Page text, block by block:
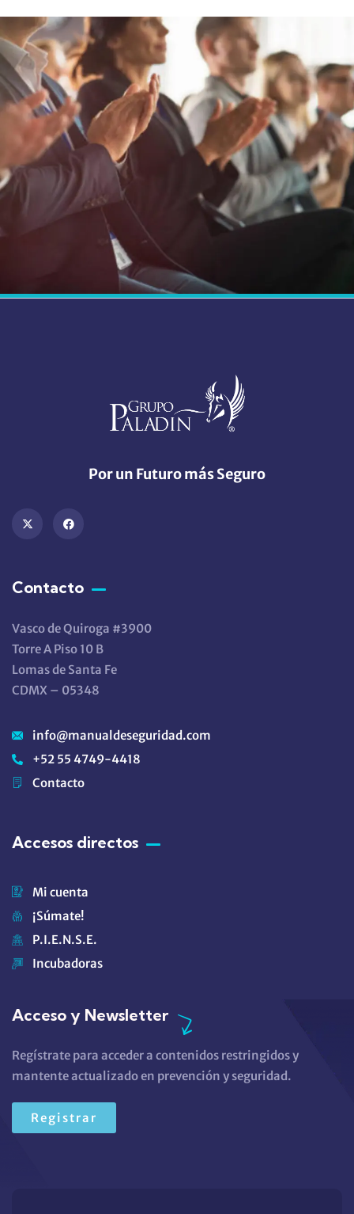
Por un Futuro más Seguro
Contacto
Vasco de Quiroga #3900
Torre A Piso 10 B
Lomas de Santa Fe
CDMX – 05348
info@manualdeseguridad.com
+52 55 4749-4418
Contacto
Accesos directos
Mi cuenta
¡Súmate!
P.I.E.N.S.E.
Incubadoras
Acceso y Newsletter
Regístrate para acceder a contenidos restringidos y
mantente actualizado en prevención y seguridad.
Registrar